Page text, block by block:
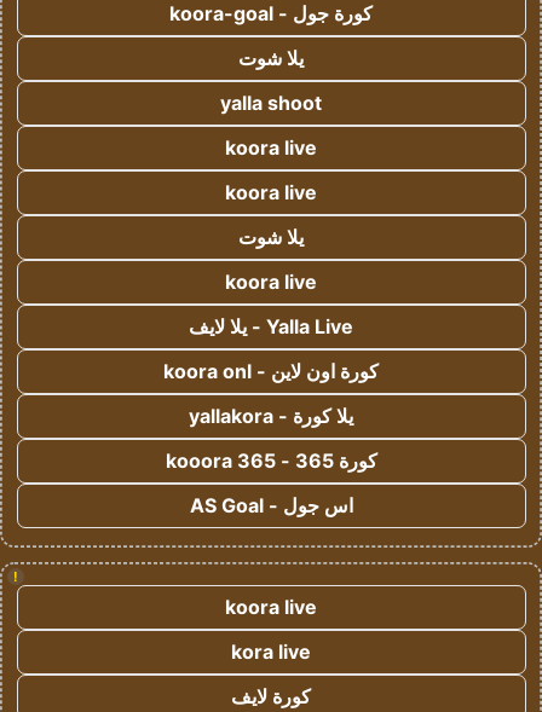
كورة جول - koora-goal
يلا شوت
yalla shoot
koora live
koora live
يلا شوت
koora live
Yalla Live - يلا لايف
كورة اون لاين - koora onl
يلا كورة - yallakora
كورة 365 - kooora 365
اس جول - AS Goal
!
koora live
kora live
كورة لايف